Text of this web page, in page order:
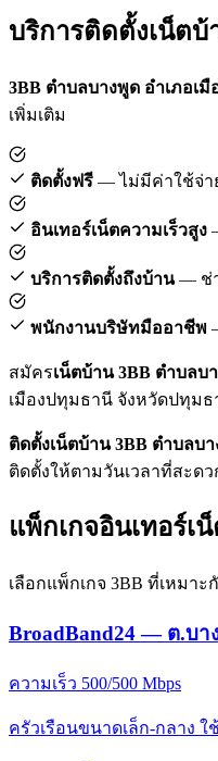
บริการติดตั้งเน็ตบ้
3BB ตำบลบางพูด อำเภอเ
เพิ่มเติม
ติดตั้งฟรี — ไม่มีค่าใช้จ่า
อินเทอร์เน็ตความเร็วสูง
บริการติดตั้งถึงบ้าน— ช่า
พนักงานบริษัทมืออาชีพ
สมัครเน็ตบ้าน 3BB ตำบลบ
เมืองปทุมธานี จังหวัดปทุม
ติดตั้งเน็ตบ้าน 3BB ตำบลบ
ติดตั้งให้ตามวันเวลาที่สะดว
แพ็กเกจอินเทอร์เ
เลือกแพ็กเกจ 3BB ที่เหมา
BroadBand24 — ต.บา
ความเร็ว 500/500 Mbps
ครัวเรือนขนาดเล็ก-กลาง ใ